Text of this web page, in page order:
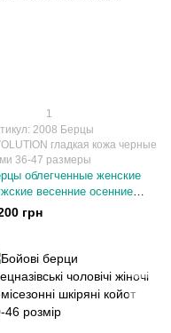
1
2008 Берцы
гладкая кожа черные
36-47 размеры
облегченные женские
весенние осенние
кожа черные 36-
размеры
грн